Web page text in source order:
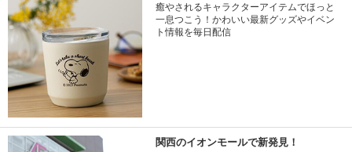
癒やされるキャラクターアイテムでほっと
一息つこう！かわいい最新グッズやイベン
ト情報を毎日配信
関西のイオンモールで新発見！